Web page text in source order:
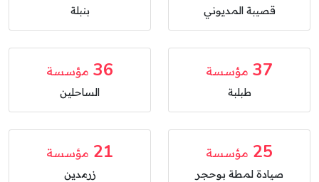
قصيبة المديوني بنبلة
37 مؤسسة
طبلبة
36 مؤسسة
الساحلين
25 مؤسسة
صيادة لمطة بوحجر
21 مؤسسة
زرمدين